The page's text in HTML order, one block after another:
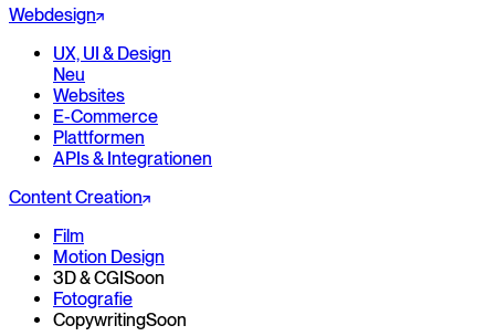
Webdesign
UX, UI & Design
Neu
Websites
E-Commerce
Plattformen
APIs & Integrationen
Content Creation
Film
Motion Design
3D & CGISoon
Fotografie
CopywritingSoon